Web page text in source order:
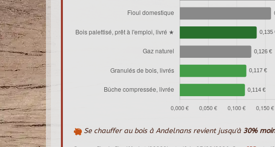
Se chauffer au bois à Andelnans revient jusqu'à 30%